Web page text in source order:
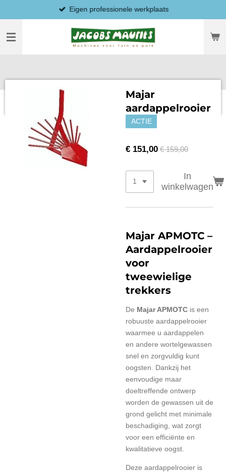
direct
naar
hoofdinhoud
Eigen professionele werkplaats
Majar
aardappelrooier
ACTIE
€ 151,00 € 159,00
In
winkelwagen
Majar APMOTC –
Aardappelrooier
voor
tweewielige
trekkers
De Majar APMOTC is een
robuuste aardappelrooier
waarmee u aardappelen
en andere wortelgewassen
snel en zorgvuldig kunt
oogsten. Dankzij het
eenvoudige maar
doeltreffende ontwerp
worden de gewassen uit de
grond gelicht met minimale
beschadiging, wat zorgt
voor een efficiënte en
kwalitatieve oogst.
Deze aardappelrooier is